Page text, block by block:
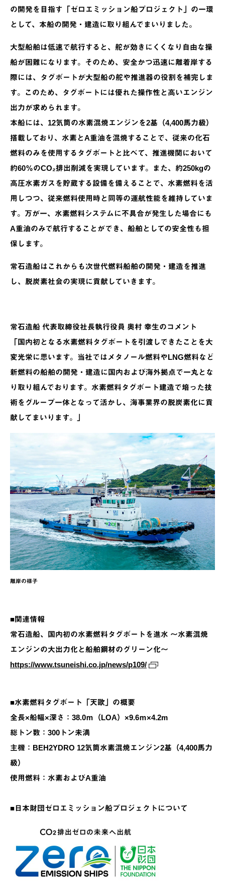
の開発を目指す「ゼロエミッション船プロジェクト」の一環
として、本船の開発・建造に取り組んでまいりました。
大型船舶は低速で航行すると、舵が効きにくくなり自由な操
船が困難になります。そのため、安全かつ迅速に離着岸する
際には、タグボートが大型船の舵や推進器の役割を補完しま
す。このため、タグボートには優れた操作性と高いエンジン
出力が求められます。
本船には、12気筒の水素混焼エンジンを2基（4,400馬力級）
搭載しており、水素とA重油を混焼することで、従来の化石
燃料のみを使用するタグボートと比べて、推進機関において
約60％のCO₂排出削減を実現しています。また、約250kgの
高圧水素ガスを貯蔵する設備を備えることで、水素燃料を活
用しつつ、従来燃料使用時と同等の運航性能を維持していま
す。万が一、水素燃料システムに不具合が発生した場合にも
A重油のみで航行することができ、船舶としての安全性も担
保します。
常石造船はこれからも次世代燃料船舶の開発・建造を推進
し、脱炭素社会の実現に貢献していきます。
常石造船 代表取締役社長執行役員 奥村 幸生のコメント
「国内初となる水素燃料タグボートを引渡しできたことを大
変光栄に思います。当社ではメタノール燃料やLNG燃料など
新燃料の船舶の開発・建造に国内および海外拠点で一丸とな
り取り組んでおります。水素燃料タグボート建造で培った技
術をグループ一体となって活かし、海事業界の脱炭素化に貢
献してまいります。」
離岸の様子
■関連情報
常石造船、国内初の水素燃料タグボートを進水 ～水素混焼
エンジンの大出力化と船舶鋼材のグリーン化～
https://www.tsuneishi.co.jp/news/p109/
■水素燃料タグボート「天歐」の概要
全長×船幅×深さ：38.0ｍ（LOA）×9.6ｍ×4.2m
総トン数：300トン未満
主機：BEH2YDRO 12気筒水素混焼エンジン2基（4,400馬力
級）
使用燃料：水素およびA重油
■日本財団ゼロエミッション船プロジェクトについて